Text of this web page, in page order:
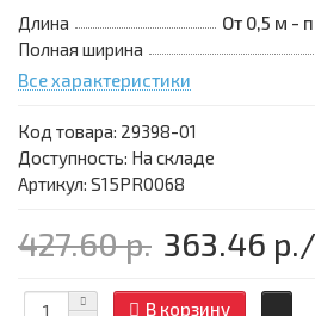
Длина
От 0,5 м -
Полная ширина
Все характеристики
Код товара: 29398-01
Доступность: На складе
Артикул: S15PR0068
427.60 р. 363.46 р.
В корзину